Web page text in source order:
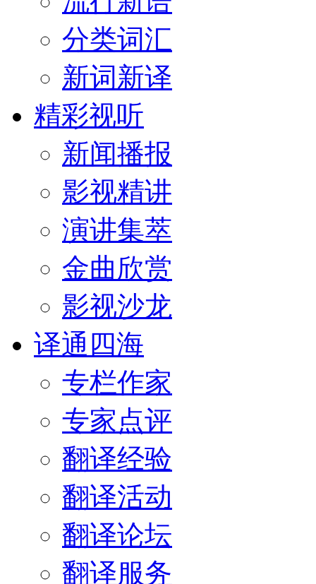
分类词汇
新词新译
精彩视听
新闻播报
影视精讲
演讲集萃
金曲欣赏
影视沙龙
译通四海
专栏作家
专家点评
翻译经验
翻译活动
翻译论坛
翻译服务